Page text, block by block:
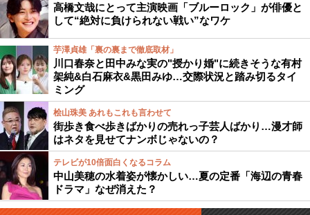
高橋文哉にとって主演映画「ブルーロック」が俳優と
して“絶対に負けられない戦い”なワケ
芋澤貞雄「裏の裏まで徹底取材」
川口春奈と田中みな実の"授かり婚"に続きそうな有村
架純&白石麻衣&黒田みゆ…交際状況と踏み切るタイ
ミング
桧山珠美 あれもこれも言わせて
街歩き食べ歩きばかりの売れっ子芸人ばかり…漫才師
はネタを見せてナンボじゃないの？
テレビが10倍面白くなるコラム
中山美穂の水着姿が懐かしい…夏の定番「海辺の青春
ドラマ」なぜ消えた？